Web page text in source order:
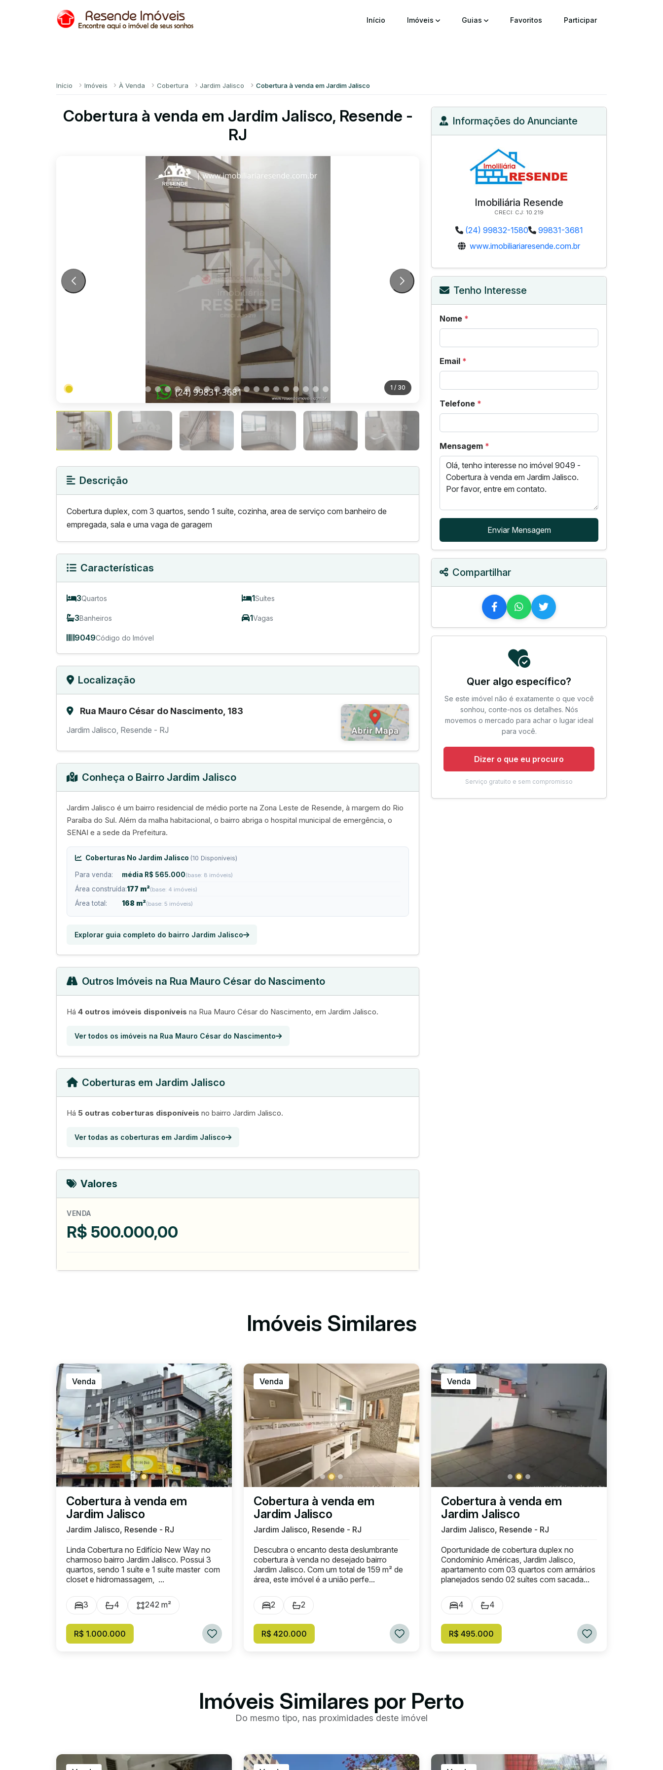
Início Imóveis Guias Favoritos Participar
Início Imóveis À Venda Cobertura Jardim Jalisco Cobertura à venda em Jardim Jalisco
Cobertura à venda em Jardim Jalisco, Resende -
RJ
1 / 30
Descrição
Cobertura duplex, com 3 quartos, sendo 1 suíte, cozinha, area de serviço com banheiro de
empregada, sala e uma vaga de garagem
Características
3Quartos 1Suítes
3Banheiros 1Vagas
9049Código do Imóvel
Localização
Rua Mauro César do Nascimento, 183
Jardim Jalisco, Resende - RJ
Conheça o Bairro Jardim Jalisco
Jardim Jalisco é um bairro residencial de médio porte na Zona Leste de Resende, à margem do Rio
Paraíba do Sul. Além da malha habitacional, o bairro abriga o hospital municipal de emergência, o
SENAI e a sede da Prefeitura.
Coberturas No Jardim Jalisco (10 Disponíveis)
Para venda: média R$ 565.000(base: 8 imóveis)
Área construída:177 m²(base: 4 imóveis)
Área total: 168 m²(base: 5 imóveis)
Explorar guia completo do bairro Jardim Jalisco
Outros Imóveis na Rua Mauro César do Nascimento
Há 4 outros imóveis disponíveis na Rua Mauro César do Nascimento, em Jardim Jalisco.
Ver todos os imóveis na Rua Mauro César do Nascimento
Coberturas em Jardim Jalisco
Há 5 outras coberturas disponíveis no bairro Jardim Jalisco.
Ver todas as coberturas em Jardim Jalisco
Valores
VENDA
R$ 500.000,00
Informações do Anunciante
Imobiliária Resende
CRECI: CJ: 10.219
(24) 99832-1580
99831-3681
www.imobiliariaresende.com.br
Tenho Interesse
Nome *
Email *
Telefone *
Mensagem *
Enviar Mensagem
Compartilhar
Quer algo específico?
Se este imóvel não é exatamente o que você
sonhou, conte-nos os detalhes. Nós
movemos o mercado para achar o lugar ideal
para você.
Dizer o que eu procuro
Serviço gratuito e sem compromisso
Imóveis Similares
Venda
Cobertura à venda em
Jardim Jalisco
Jardim Jalisco, Resende - RJ
Linda Cobertura no Edifício New Way no
charmoso bairro Jardim Jalisco. Possui 3
quartos, sendo 1 suíte e 1 suíte master com
closet e hidromassagem, ...
3 4 242 m²
R$ 1.000.000
Venda
Cobertura à venda em
Jardim Jalisco
Jardim Jalisco, Resende - RJ
Descubra o encanto desta deslumbrante
cobertura à venda no desejado bairro
Jardim Jalisco. Com um total de 159 m² de
área, este imóvel é a união perfe...
2 2
R$ 420.000
Venda
Cobertura à venda em
Jardim Jalisco
Jardim Jalisco, Resende - RJ
Oportunidade de cobertura duplex no
Condomínio Américas, Jardim Jalisco,
apartamento com 03 quartos com armários
planejados sendo 02 suítes com sacada...
4 4
R$ 495.000
Imóveis Similares por Perto
Do mesmo tipo, nas proximidades deste imóvel